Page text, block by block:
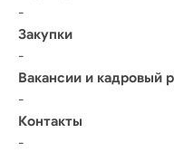
-
Закупки
-
Вакансии и кадровый
-
Контакты
-